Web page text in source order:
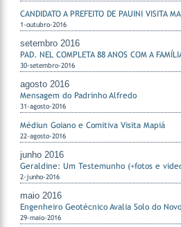
CANDIDATO A PREFEITO DE PAUINI VISITA
1-outubro-2016
setembro 2016
PAD. NEL COMPLETA 88 ANOS COM A
30-setembro-2016
agosto 2016
Mensagem do Padrinho Alfredo
31-agosto-2016
Médiun Goiano e Comitiva Visita Mapiá
22-agosto-2016
junho 2016
Geraldine: Um Testemunho (+fotos e
2-junho-2016
maio 2016
Engenheiro Geotécnico Avalia Solo do
29-maio-2016